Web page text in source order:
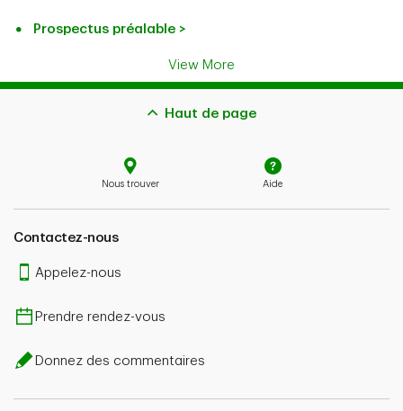
Prospectus préalable >
View More
Haut de page
Nous trouver Aide
Contactez-nous
Appelez-nous
Prendre rendez-vous
Donnez des commentaires